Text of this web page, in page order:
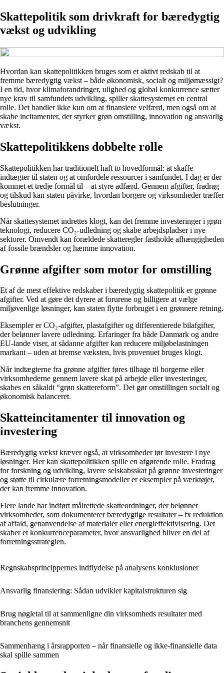
Skattepolitik som drivkraft for bæredygtig
vækst og udvikling
Hvordan kan skattepolitikken bruges som et aktivt redskab til at
fremme bæredygtig vækst – både økonomisk, socialt og miljømæssigt?
I en tid, hvor klimaforandringer, ulighed og global konkurrence sætter
nye krav til samfundets udvikling, spiller skattesystemet en central
rolle. Det handler ikke kun om at finansiere velfærd, men også om at
skabe incitamenter, der styrker grøn omstilling, innovation og ansvarlig
vækst.
Skattepolitikkens dobbelte rolle
Skattepolitikken har traditionelt haft to hovedformål: at skaffe
indtægter til staten og at omfordele ressourcer i samfundet. I dag er der
kommet et tredje formål til – at styre adfærd. Gennem afgifter, fradrag
og tilskud kan staten påvirke, hvordan borgere og virksomheder træffer
beslutninger.
Når skattesystemet indrettes klogt, kan det fremme investeringer i grøn
teknologi, reducere CO₂-udledning og skabe arbejdspladser i nye
sektorer. Omvendt kan forældede skatteregler fastholde afhængigheden
af fossile brændsler og hæmme innovation.
Grønne afgifter som motor for omstilling
Et af de mest effektive redskaber i bæredygtig skattepolitik er grønne
afgifter. Ved at gøre det dyrere at forurene og billigere at vælge
miljøvenlige løsninger, kan staten flytte forbruget i en grønnere retning.
Eksempler er CO₂-afgifter, plastafgifter og differentierede bilafgifter,
der belønner lavere udledning. Erfaringer fra både Danmark og andre
EU-lande viser, at sådanne afgifter kan reducere miljøbelastningen
markant – uden at bremse væksten, hvis provenuet bruges klogt.
Når indtægterne fra grønne afgifter føres tilbage til borgerne eller
virksomhederne gennem lavere skat på arbejde eller investeringer,
skabes en såkaldt “grøn skattereform”. Det gør omstillingen socialt og
økonomisk balanceret.
Skatteincitamenter til innovation og
investering
Bæredygtig vækst kræver også, at virksomheder tør investere i nye
løsninger. Her kan skattepolitikken spille en afgørende rolle. Fradrag
for forskning og udvikling, lavere selskabsskat på grønne investeringer
og støtte til cirkulære forretningsmodeller er eksempler på værktøjer,
der kan fremme innovation.
Flere lande har indført målrettede skatteordninger, der belønner
virksomheder, som dokumenterer bæredygtige resultater – fx reduktion
af affald, genanvendelse af materialer eller energieffektivisering. Det
skaber et konkurrenceparameter, hvor ansvarlighed bliver en del af
forretningsstrategien.
Regnskabsprincippernes indflydelse på analysens konklusioner
Ansvarlig finansiering: Sådan udvikler kapitalstrukturen sig
Brug nøgletal til at sammenligne din virksomheds resultater med
branchens gennemsnit
Sammenhæng i årsrapporten – når finansielle og ikke-finansielle data
skal spille sammen